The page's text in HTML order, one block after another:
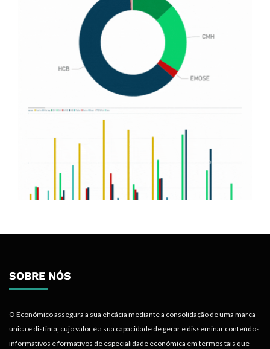
SOBRE NÓS
O Económico assegura a sua eficácia mediante a consolidação de uma marca
única e distinta, cujo valor é a sua capacidade de gerar e disseminar conteúdos
informativos e formativos de especialidade económica em termos tais que